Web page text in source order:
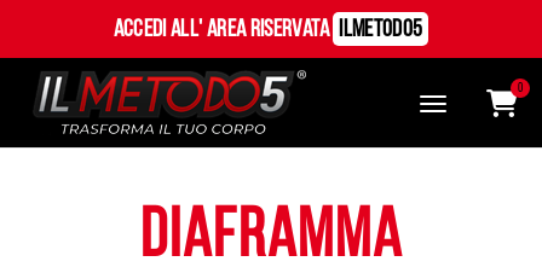
Accedi all' Area Riservata ILMetodo5
0
diaframma